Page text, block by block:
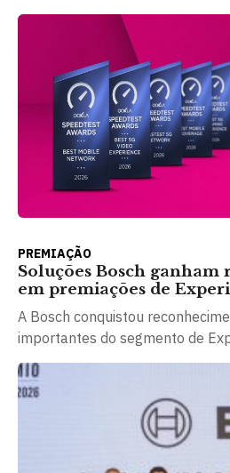
PREMIAÇÃO
Soluções Bosch
em premiações de
A Bosch conquistou
importantes do segmento de